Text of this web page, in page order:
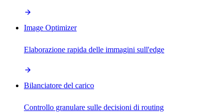
Image Optimizer
Elaborazione rapida delle immagini sull'edge
Bilanciatore del carico
Controllo granulare sulle decisioni di routing